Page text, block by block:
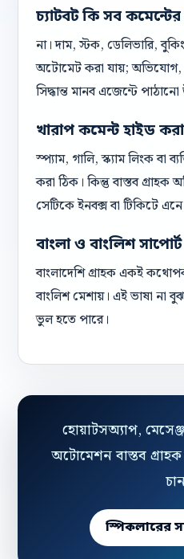
চ্যাটবট কি সব
না। দাম, স্টক, ডেলিভারি,
অটোমেট করা যায়; অভিযোগ,
সিদ্ধান্ত মানব এজেন্টে
খারাপ কমেন্ট হাইড
স্প্যাম, গালি, স্ক্যাম লিংক বা
করা ঠিক। কিন্তু বাস্তব
সেটিকে ইনবক্স বা টিকিটে
বাংলা ও বাংলিশ
বাংলাদেশি গ্রাহক একই
বাংলিশ মেশায়। এই ভাষা না
ভুল হতে পারে।
হোয়াটসঅ্যাপ,
অটোমেশন বাস্তব গ্রাহক
স্পিকলারের